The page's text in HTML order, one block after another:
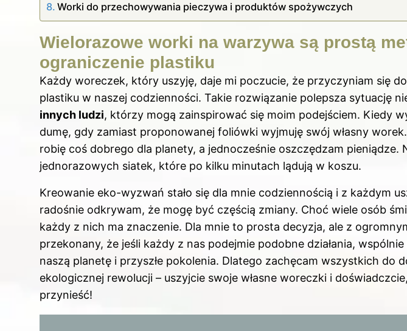
Worki do przechowywania pieczywa i produktów spożywczych
Wielorazowe worki na warzywa są prostą
ograniczenie plastiku
Każdy woreczek, który uszyję, daje mi poczucie, że przyczyniam się
plastiku w naszej codzienności. Takie rozwiązanie polepsza sytuację
innych ludzi, którzy mogą zainspirować się moim podejściem. Kiedy
dumę, gdy zamiast proponowanej foliówki wyjmuję swój własny
robię coś dobrego dla planety, a jednocześnie oszczędzam pieniądze.
jednorazowych siatek, które po kilku minutach lądują w koszu.
Kreowanie eko-wyzwań stało się dla mnie codziennością i z każdym
radośnie odkrywam, że mogę być częścią zmiany. Choć wiele osób
każdy z nich ma znaczenie. Dla mnie to prosta decyzja, ale z
przekonany, że jeśli każdy z nas podejmie podobne działania,
naszą planetę i przyszłe pokolenia. Dlatego zachęcam wszystkich do
ekologicznej rewolucji – uszyjcie swoje własne woreczki i
przynieść!